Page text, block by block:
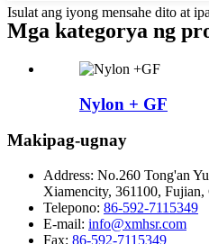
Isulat ang iyong mensahe dito at
Mga kategorya ng
Nylon + GF
Makipag-ugnay
Address: No.260 Tong'an
Xiamencity, 361100, Fujian,
Telepono: 86-592-7115349
E-mail: info@xmhsr.com
Fax: 86-592-7115349